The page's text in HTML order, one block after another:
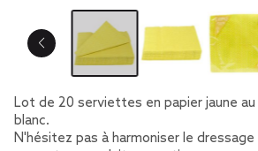
Lot de 20 serviettes en papier jaune
blanc.
N'hésitez pas à harmoniser le